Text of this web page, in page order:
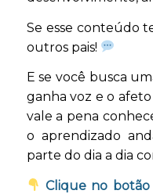
Se esse conteúdo
outros pais!
E se você busca
ganha voz e o
vale a pena
o aprendizado
parte do dia a dia
Clique no botão